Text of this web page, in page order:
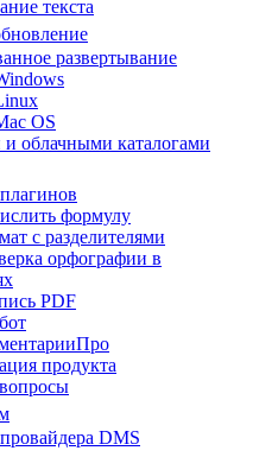
текста
развертывание
OS
и облачными каталогами
формулу
с разделителями
орфографии в
PDF
продукта
DMS